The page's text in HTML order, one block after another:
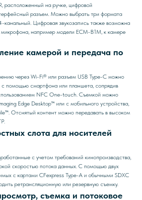
расположенный на ручке, цифровой
разъем. Можно выбрать три формата
канальный. Цифровая звукозапись также возможна
например модели ECM-B1M, к камере
камерой и передача по
через Wi-Fi® или разъем USB Type-C можно
с помощью смартфона или планшета, сопрядив
NFC One-touch. Съемкой можно
Edge Desktop™ или с мобильного устройства,
Отснятый контент можно передавать в высоком
слота для носителей
с учетом требований кинопроизводства,
скоростью потока данных. С помощью двух
с картами CFexpress Type-A и обычными SDXC
ретрансляционную или резервную съемку.
съемка и потоковое